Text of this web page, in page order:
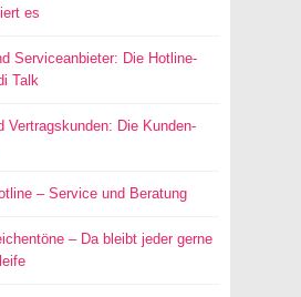
es
Serviceanbieter: Die Hotline-
Talk
Vertragskunden: Die Kunden-
– Service und Beratung
– Da bleibt jeder gerne